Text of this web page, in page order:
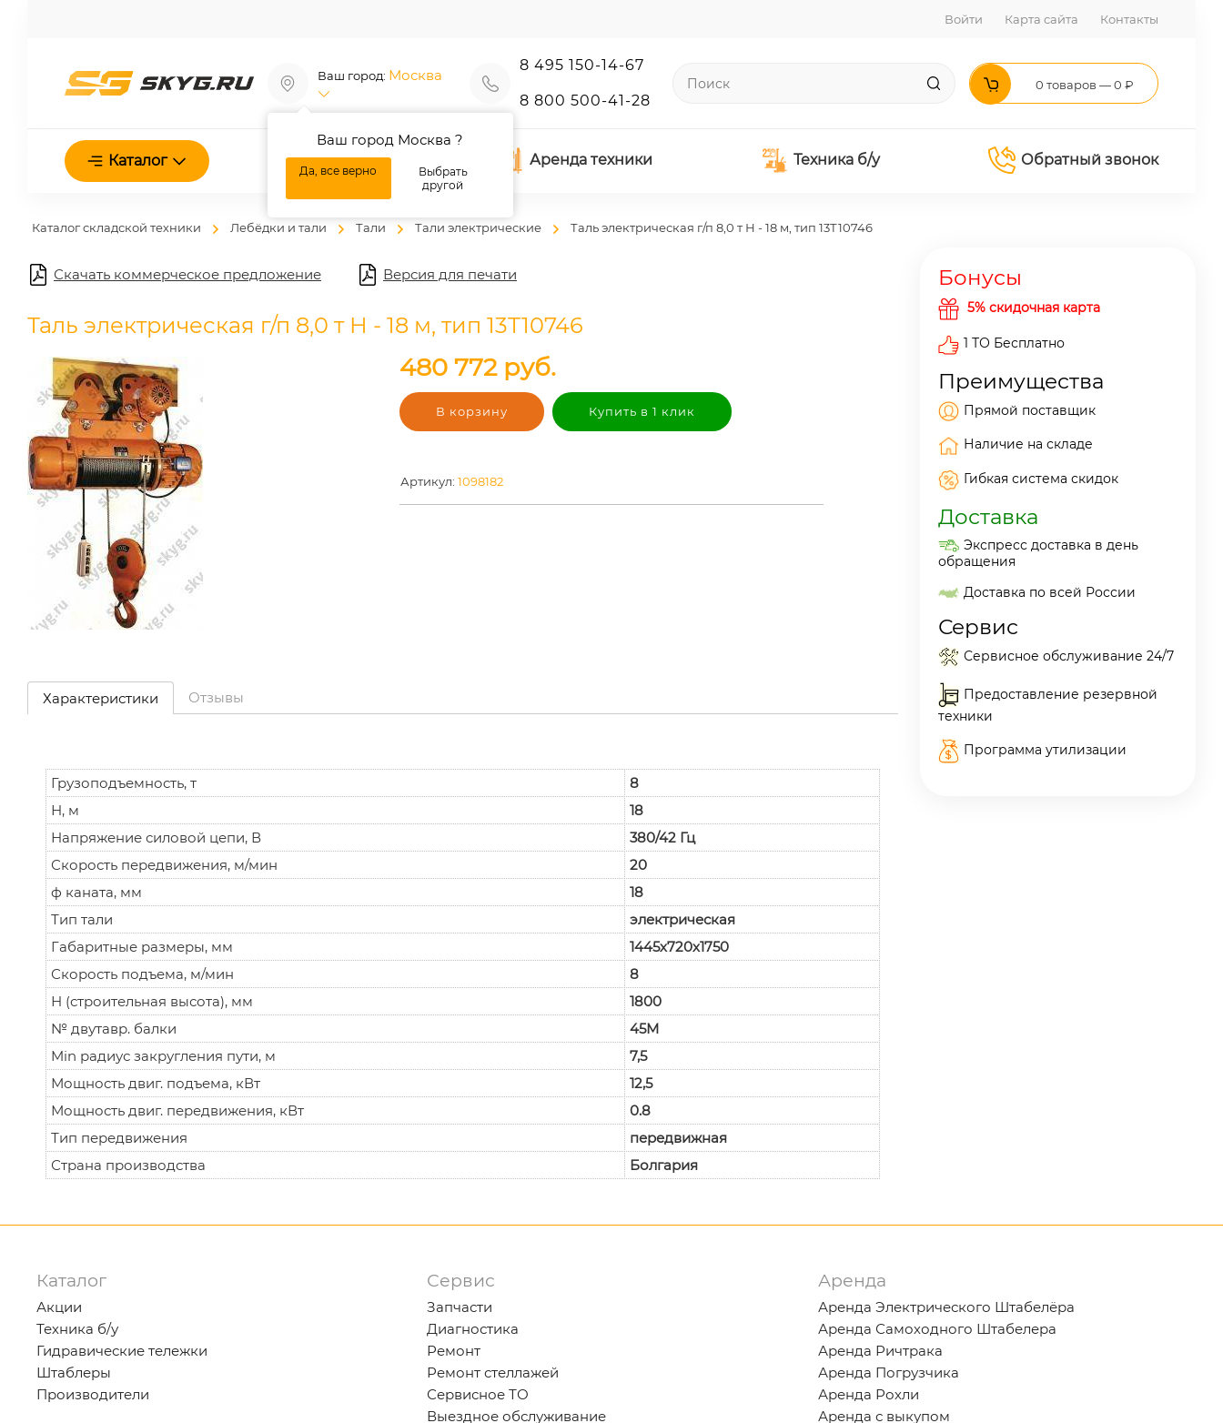
Войти Карта сайта Контакты
Ваш город: Москва
Ваш город Москва ?
Да, все верно
Выбрать
другой
8 495 150-14-67
8 800 500-41-28
0 товаров — 0 ₽
Каталог О нас Аренда техники Техника б/у Обратный звонок
Каталог складской техники Лебёдки и тали Тали Тали электрические Таль электрическая г/п 8,0 т Н - 18 м, тип 13Т10746
Скачать коммерческое предложение Версия для печати
Таль электрическая г/п 8,0 т Н - 18 м, тип 13Т10746
480 772руб.
В корзину Купить в 1 клик
Артикул: 1098182
Характеристики Отзывы
Грузоподъемность, т
8
Н, м
18
Напряжение силовой цепи, В
380/42 Гц
Скорость передвижения, м/мин
20
ф каната, мм
18
Тип тали
электрическая
Габаритные размеры, мм
1445х720х1750
Скорость подъема, м/мин
8
Н (строительная высота), мм
1800
№ двутавр. балки
45М
Min радиус закругления пути, м
7,5
Мощность двиг. подъема, кВт
12,5
Мощность двиг. передвижения, кВт
0.8
Тип передвижения
передвижная
Страна производства
Болгария
Бонусы
5% скидочная карта
1 ТО Бесплатно
Преимущества
Прямой поставщик
Наличие на складе
Гибкая система скидок
Доставка
Экспресс доставка в день
обращения
Доставка по всей России
Сервис
Сервисное обслуживание 24/7
Предоставление резервной
техники
Программа утилизации
Каталог
Акции
Техника б/у
Гидравические тележки
Штаблеры
Производители
Сервис
Запчасти
Диагностика
Ремонт
Ремонт стеллажей
Сервисное ТО
Выездное обслуживание
Аренда
Аренда Электрического Штабелёра
Аренда Самоходного Штабелера
Аренда Ричтрака
Аренда Погрузчика
Аренда Рохли
Аренда с выкупом